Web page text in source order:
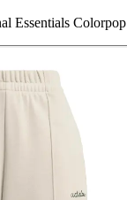
Essentials Colorpop